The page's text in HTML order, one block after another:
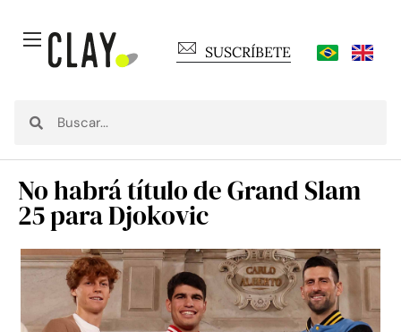
SUSCRÍBETE
No habrá título de Grand Slam
25 para Djokovic